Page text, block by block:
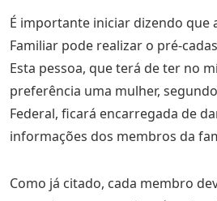
É importante iniciar dizendo que
Familiar pode realizar o pré-
Esta pessoa, que terá de ter no
preferência uma mulher,
Federal, ficará encarregada de
informações dos membros da
Como já citado, cada membro